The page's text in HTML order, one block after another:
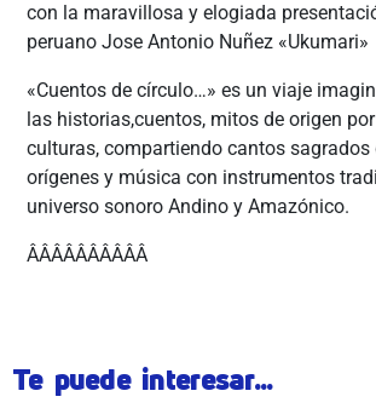
con la maravillosa y elogiada
peruano Jose Antonio Nuñez «Ukumari»
«Cuentos de círculo…» es un viaje
las historias,cuentos, mitos de origen
culturas, compartiendo cantos sagrados
orígenes y música con instrumentos
universo sonoro Andino y Amazónico.
ÂÂÂÂÂÂÂÂÂÂ
Te puede interesar...